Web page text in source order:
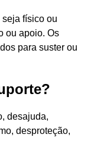
físico ou
ou apoio. Os
para suster ou
desajuda,
desproteção,